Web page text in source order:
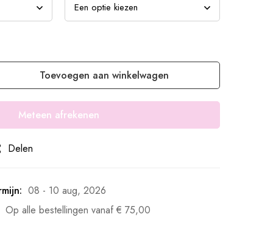
Toevoegen aan winkelwagen
Meteen afrekenen
Delen
08 - 10 aug, 2026
Op alle bestellingen vanaf € 75,00